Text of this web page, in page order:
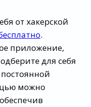
от хакерской
.
приложение,
для себя
можно